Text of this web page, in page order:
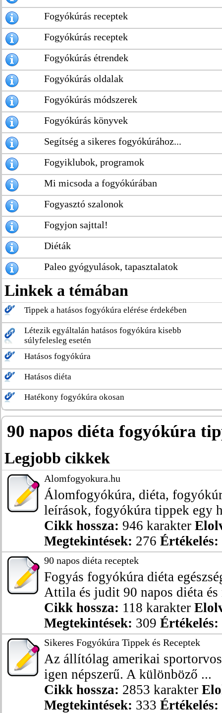
Fogyókúrás receptek
Fogyókúrás receptek
Fogyókúrás étrendek
Fogyókúrás oldalak
Fogyókúrás módszerek
Fogyókúrás könyvek
Segítség a sikeres fogyókúrához...
Fogyiklubok, programok
Mi micsoda a fogyókúrában
Fogyasztó szalonok
Fogyjon sajttal!
Diéták
Paleo gyógyulások, tapasztalatok
Linkek a témában
Tippek a hatásos fogyókúra elérése érdekében
Létezik egyáltalán hatásos fogyókúra kisebb
súlyfelesleg esetén
Hatásos fogyókúra
Hatásos diéta
Hatékony fogyókúra okosan
90 napos diéta fogyókúra
Legjobb cikkek
Alomfogyokura.hu
Álomfogyókúra, diéta,
leírások, fogyókúra tippek egy
Cikk hossza: 946 karakter
Megtekintések: 276 Értékelés:
90 napos diéta receptek
Fogyás fogyókúra diéta
Attila és judit 90 napos diéta és
Cikk hossza: 118 karakter
Megtekintések: 309 Értékelés:
Sikeres Fogyókúra Tippek és Receptek
Az állítólag amerikai
igen népszerű. A különböző ...
Cikk hossza: 2853 karakter
Megtekintések: 333 Értékelés: